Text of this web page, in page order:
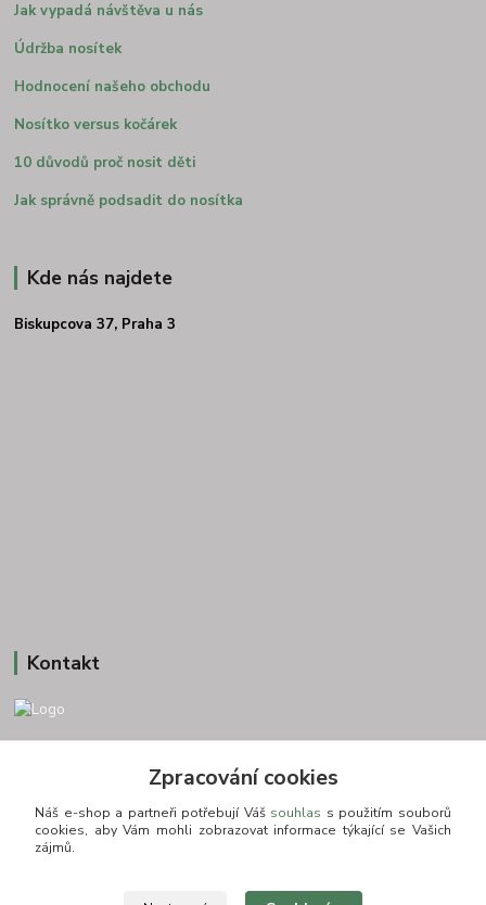
Jak vypadá návštěva u nás
Údržba nosítek
Hodnocení našeho obchodu
Nosítko versus kočárek
10 důvodů proč nosit děti
Jak správně podsadit do nosítka
Kde nás najdete
Biskupcova 37, Praha 3
Kontakt
Otevírací doba: PO-PÁ: 9:00-16:00 NUTNÁ REZERVACE
info@zkusnositko.cz
Zpracování cookies
Náš e-shop a partneři potřebují Váš souhlas s použitím souborů
cookies, aby Vám mohli zobrazovat informace týkající se Vašich
zájmů.